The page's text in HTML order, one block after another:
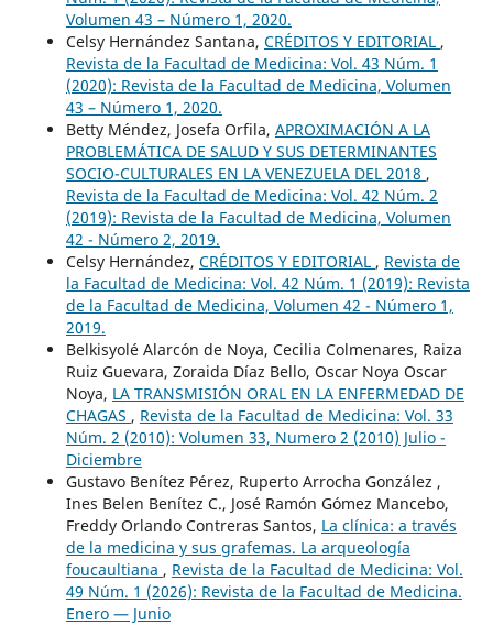
Volumen 43 – Número 1, 2020.
Celsy Hernández Santana, CRÉDITOS Y EDITORIAL ,
Revista de la Facultad de Medicina: Vol. 43 Núm. 1
(2020): Revista de la Facultad de Medicina, Volumen
43 – Número 1, 2020.
Betty Méndez, Josefa Orfila, APROXIMACIÓN A LA
PROBLEMÁTICA DE SALUD Y SUS DETERMINANTES
SOCIO-CULTURALES EN LA VENEZUELA DEL 2018 ,
Revista de la Facultad de Medicina: Vol. 42 Núm. 2
(2019): Revista de la Facultad de Medicina, Volumen
42 - Número 2, 2019.
Celsy Hernández, CRÉDITOS Y EDITORIAL , Revista de
la Facultad de Medicina: Vol. 42 Núm. 1 (2019): Revista
de la Facultad de Medicina, Volumen 42 - Número 1,
2019.
Belkisyolé Alarcón de Noya, Cecilia Colmenares, Raiza
Ruiz Guevara, Zoraida Díaz Bello, Oscar Noya Oscar
Noya, LA TRANSMISIÓN ORAL EN LA ENFERMEDAD DE
CHAGAS , Revista de la Facultad de Medicina: Vol. 33
Núm. 2 (2010): Volumen 33, Numero 2 (2010) Julio -
Diciembre
Gustavo Benítez Pérez, Ruperto Arrocha González ,
Ines Belen Benítez C., José Ramón Gómez Mancebo,
Freddy Orlando Contreras Santos, La clínica: a través
de la medicina y sus grafemas. La arqueología
foucaultiana , Revista de la Facultad de Medicina: Vol.
49 Núm. 1 (2026): Revista de la Facultad de Medicina.
Enero — Junio